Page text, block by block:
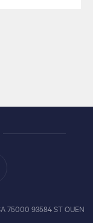
75000 93584 ST OUEN